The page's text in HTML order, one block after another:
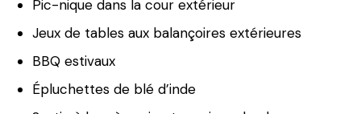
Pic-nique dans la cour extérieur
Jeux de tables aux balançoires extérieures
BBQ estivaux
Épluchettes de blé d’inde